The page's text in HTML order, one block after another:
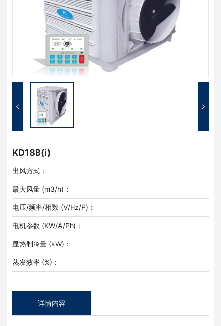
KD18B(i)
出风方式：
最大风量 (m3/h)：
电压/频率/相数 (V/Hz/P)：
电机参数 (KW/A/Ph)：
显热制冷量 (kW)：
蒸发效率 (%)：
详情内容